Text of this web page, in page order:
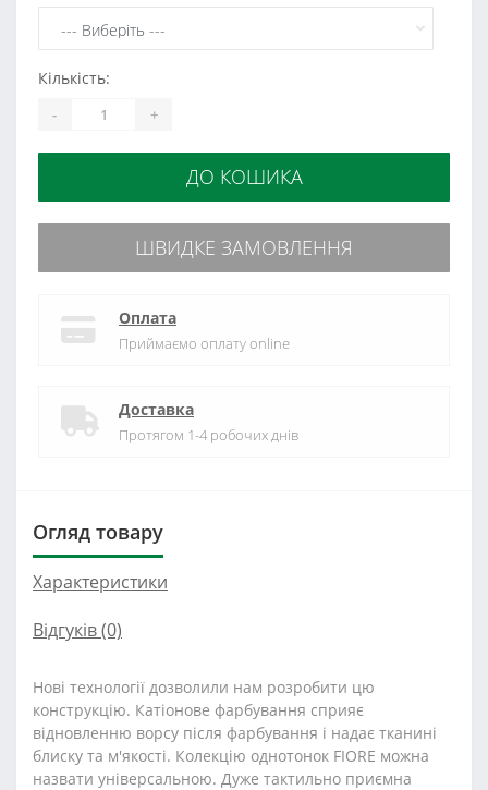
Кількість:
- +
ДО КОШИКА
ШВИДКЕ ЗАМОВЛЕННЯ
Оплата
Приймаємо оплату online
Доставка
Протягом 1-4 робочих днів
Огляд товару
Характеристики
Відгуків (0)
Нові технології дозволили нам розробити цю
конструкцію. Катіонове фарбування сприяє
відновленню ворсу після фарбування і надає тканині
блиску та м'якості. Колекцію однотонок FIORE можна
назвати універсальною. Дуже тактильно приємна